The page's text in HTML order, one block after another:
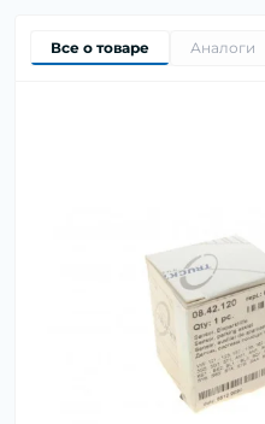
Все о товаре Аналоги